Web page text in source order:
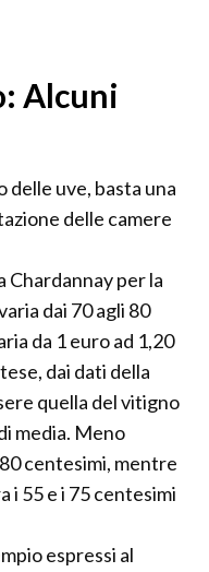
Alcuni
delle uve, basta una
delle camere
Chardannay per la
dai 70 agli 80
da 1 euro ad 1,20
dai dati della
quella del vitigno
media. Meno
centesimi, mentre
i 55 e i 75 centesimi
espressi al